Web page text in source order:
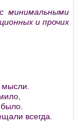
минимальными
и прочих
всегда.